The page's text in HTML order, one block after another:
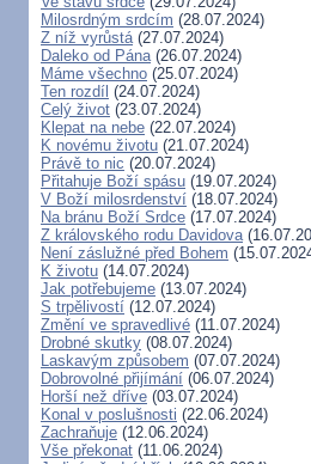
Milosrdným srdcím (28.07.2024)
Z níž vyrůstá(27.07.2024)
Daleko od Pána(26.07.2024)
Máme všechno (25.07.2024)
Ten rozdíl (24.07.2024)
Celý život (23.07.2024)
Klepat na nebe (22.07.2024)
K novému životu (21.07.2024)
Právě to nic (20.07.2024)
Přitahuje Boží spásu (19.07.2024)
V Boží milosrdenství (18.07.2024)
Na bránu Boží Srdce (17.07.2024)
Z královského rodu Davidova
Není záslužné před Bohem
K životu (14.07.2024)
Jak potřebujeme (13.07.2024)
S trpělivostí (12.07.2024)
Změní ve spravedlivé (11.07.2024)
Drobné skutky (08.07.2024)
Laskavým způsobem (07.07.2024)
Dobrovolné přijímání (06.07.2024)
Horší než dříve (03.07.2024)
Konal v poslušnosti (22.06.2024)
Zachraňuje (12.06.2024)
Vše překonat (11.06.2024)